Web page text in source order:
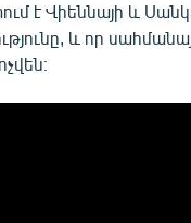
է Վիեննայի և
և որ